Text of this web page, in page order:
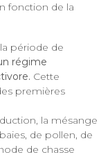
fonction de la
période de
régime
Cette
premières
la mésange
de pollen, de
de chasse